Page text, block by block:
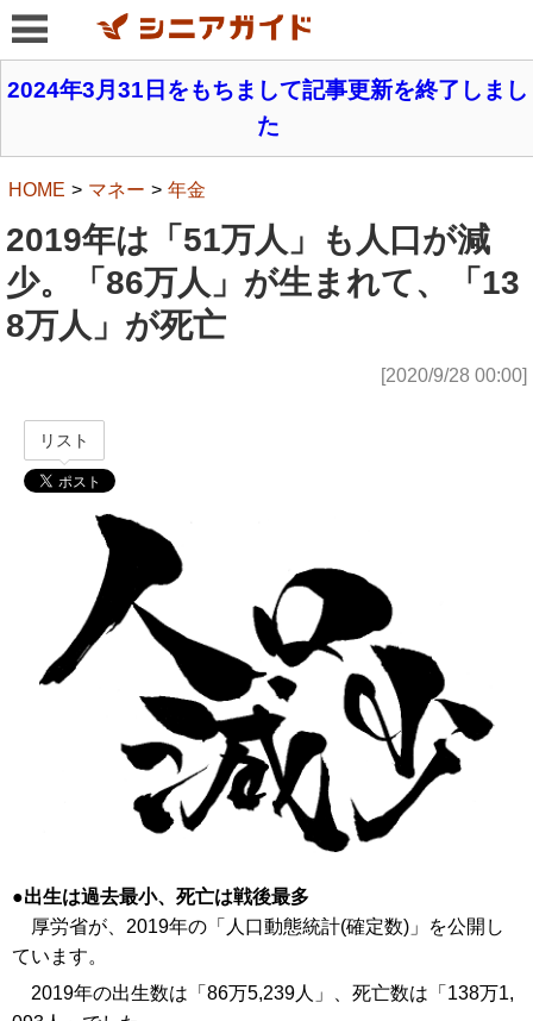
2024年3月31日をもちまして記事更新を終了しまし
た
HOME マネー 年金
2019年は「51万人」も人口が減
少。「86万人」が生まれて、「13
8万人」が死亡
[2020/9/28 00:00]
リスト
出生は過去最小、死亡は戦後最多
厚労省が、2019年の「人口動態統計(確定数)」を公開し
ています。
2019年の出生数は「86万5,239人」、死亡数は「138万1,